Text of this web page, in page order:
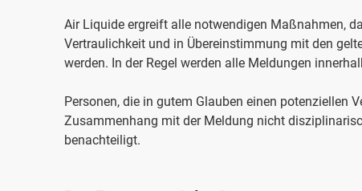
Air Liquide ergreift alle notwendigen Maßnahmen,
Vertraulichkeit und in Übereinstimmung mit den
werden. In der Regel werden alle Meldungen
Personen, die in gutem Glauben einen potenziellen
Zusammenhang mit der Meldung nicht
benachteiligt.